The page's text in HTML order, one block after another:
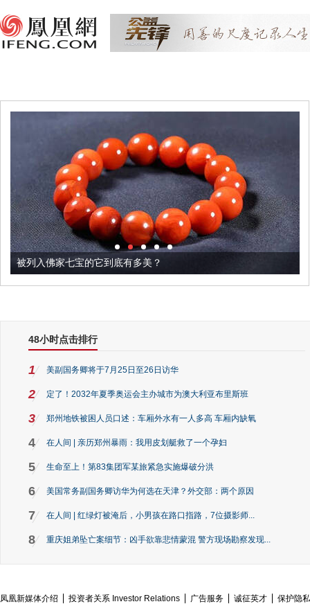
被列入佛家七宝的它到底有多美？
48小时点击排行
1 美副国务卿将于7月25日至26日访华
2 定了！2032年夏季奥运会主办城市为澳大利亚布里斯班
3 郑州地铁被困人员口述：车厢外水有一人多高 车厢内缺氧
4 在人间 | 亲历郑州暴雨：我用皮划艇救了一个孕妇
5 生命至上！第83集团军某旅紧急实施爆破分洪
6 美国常务副国务卿访华为何选在天津？外交部：两个原因
7 在人间 | 红绿灯被淹后，小男孩在路口指路，7位摄影师...
8 重庆姐弟坠亡案细节：凶手欲靠悲情蒙混 警方现场勘察发现...
凤凰新媒体介绍 投资者关系 Investor Relations 广告服务 诚征英才
保护隐